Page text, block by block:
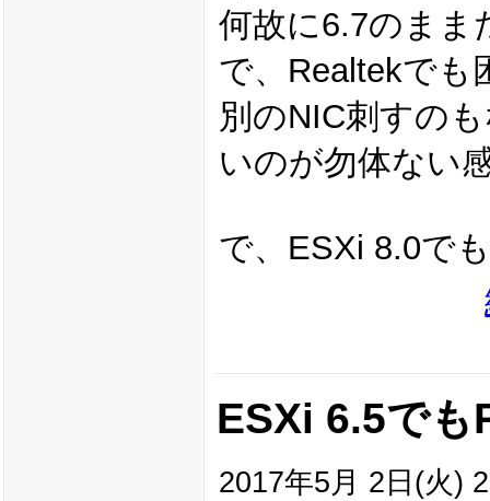
何故に6.7のまま
で、Realtekでも
別のNIC刺すの
いのが勿体ない
で、ESXi 8.0で
ESXi 6.5で
2017年5月 2日(火)